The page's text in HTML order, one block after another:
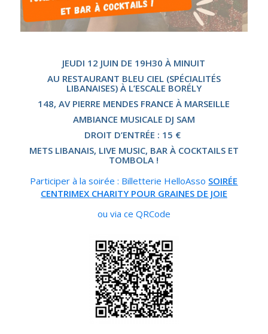
JEUDI 12 JUIN DE 19H30 À MINUIT
AU RESTAURANT BLEU CIEL (SPÉCIALITÉS
LIBANAISES) À L’ESCALE BORÉLY
148, AV PIERRE MENDES FRANCE À MARSEILLE
AMBIANCE MUSICALE DJ SAM
DROIT D’ENTRÉE : 15 €
METS LIBANAIS, LIVE MUSIC, BAR À COCKTAILS ET
TOMBOLA !
Participer à la soirée : Billetterie HelloAsso SOIRÉE
CENTRIMEX CHARITY POUR GRAINES DE JOIE
ou via ce QRCode